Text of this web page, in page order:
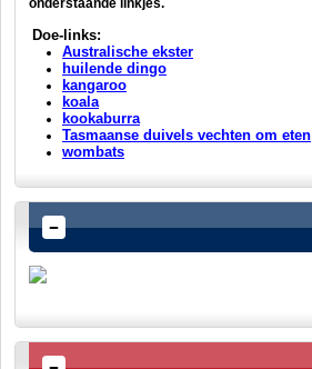
onderstaande linkjes.
Doe-links:
Australische ekster
huilende dingo
kangaroo
koala
kookaburra
Tasmaanse duivels vechten om eten
wombats